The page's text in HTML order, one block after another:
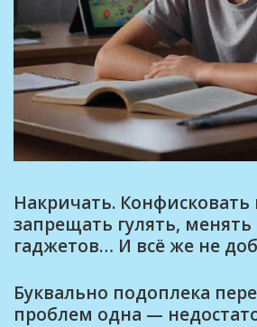
Накричать.
запрещать гулять, менять
гаджетов… И всё же не
Буквально подоплека
проблем одна —